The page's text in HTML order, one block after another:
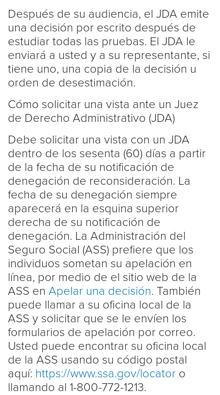
Después de su audiencia, el JDA emite
una decisión por escrito después de
estudiar todas las pruebas. El JDA le
enviará a usted y a su representante, si
tiene uno, una copia de la decisión u
orden de desestimación.
Cómo solicitar una vista ante un Juez
de Derecho Administrativo (JDA)
Debe solicitar una vista con un JDA
dentro de los sesenta (60) días a partir
de la fecha de su notificación de
denegación de reconsideración. La
fecha de su denegación siempre
aparecerá en la esquina superior
derecha de su notificación de
denegación. La Administración del
Seguro Social (ASS) prefiere que los
individuos sometan su apelación en
línea, por medio de el sitio web de la
ASS en Apelar una decisión. También
puede llamar a su oficina local de la
ASS y solicitar que se le envíen los
formularios de apelación por correo.
Usted puede encontrar su oficina local
de la ASS usando su código postal
aquí: https://www.ssa.gov/locator o
llamando al 1-800-772-1213.